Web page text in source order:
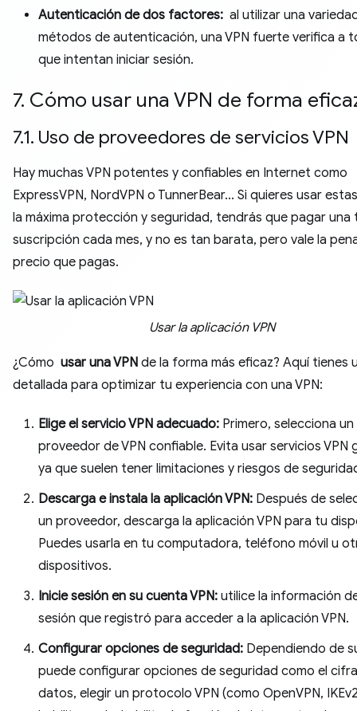
Autenticación de dos factores: al utilizar una
métodos de autenticación, una VPN fuerte verifica a
que intentan iniciar sesión.
7. Cómo usar una VPN de forma
7.1. Uso de proveedores de servicios VPN
Hay muchas VPN potentes y confiables en Internet como
ExpressVPN, NordVPN o TunnerBear... Si quieres usar
la máxima protección y seguridad, tendrás que pagar una
suscripción cada mes, y no es tan barata, pero vale la
precio que pagas.
Usar la aplicación VPN
¿Cómo usar una VPN de la forma más eficaz? Aquí tienes
detallada para optimizar tu experiencia con una VPN:
Elige el servicio VPN adecuado: Primero, selecciona un
proveedor de VPN confiable. Evita usar servicios VPN
ya que suelen tener limitaciones y riesgos de
Descarga e instala la aplicación VPN: Después de
un proveedor, descarga la aplicación VPN para tu
Puedes usarla en tu computadora, teléfono móvil u
dispositivos.
Inicie sesión en su cuenta VPN: utilice la información
sesión que registró para acceder a la aplicación VPN.
Configurar opciones de seguridad: Dependiendo de
puede configurar opciones de seguridad como el
datos, elegir un protocolo VPN (como OpenVPN,